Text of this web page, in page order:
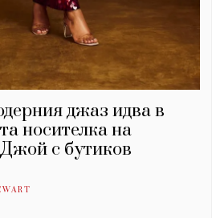
джаз идва в
носителка на
с бутиков